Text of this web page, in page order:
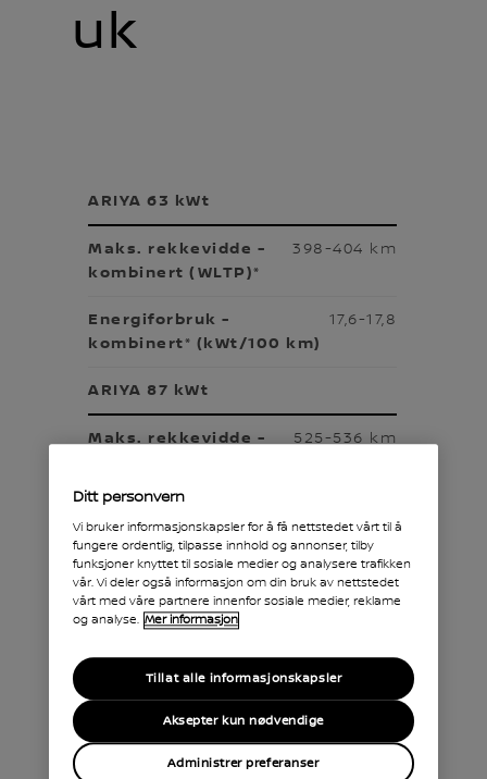
Uk
ARIYA 63 kWt
398-404 km
17,6-17,8
ARIYA 87 kWt
525-536 km
ARIYA e-4ORCE 87 kWt
19,7-20,4
Ditt personvern
Vi bruker informasjonskapsler for å få nettstedet vårt til å
fungere ordentlig, tilpasse innhold og annonser, tilby
funksjoner knyttet til sosiale medier og analysere trafikken
vår. Vi deler også informasjon om din bruk av nettstedet
vårt med våre partnere innenfor sosiale medier, reklame
og analyse. Mer informasjon
Administrer preferanser
Aksepter kun nødvendige
Tillat alle informasjonskapsler